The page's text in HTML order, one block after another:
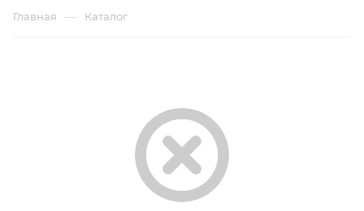
Главная — Каталог